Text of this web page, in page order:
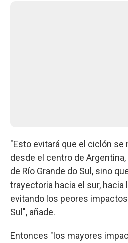
"Esto evitará que el ciclón se
desde el centro de
de Río Grande do Sul, sino
trayectoria hacia el sur, hacia
evitando los peores
Sul", añade.
Entonces "los mayores